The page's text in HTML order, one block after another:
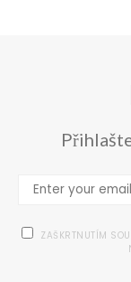
ZAŠKRTNUTÍM